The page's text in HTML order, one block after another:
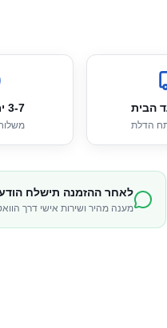
הבית
הדלת
3-7 ימי עסקים
לאחר ההזמנה תישלח
מענה מהיר ושירות אישי דרך